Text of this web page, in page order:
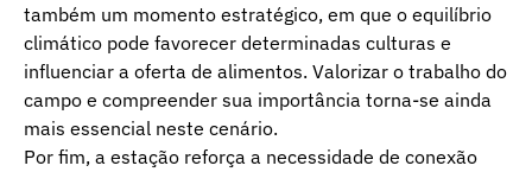
também um momento estratégico, em que o equilíbrio
climático pode favorecer determinadas culturas e
influenciar a oferta de alimentos. Valorizar o trabalho do
campo e compreender sua importância torna-se ainda
mais essencial neste cenário.
Por fim, a estação reforça a necessidade de conexão